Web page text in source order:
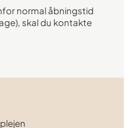
normal åbningstid
skal du kontakte